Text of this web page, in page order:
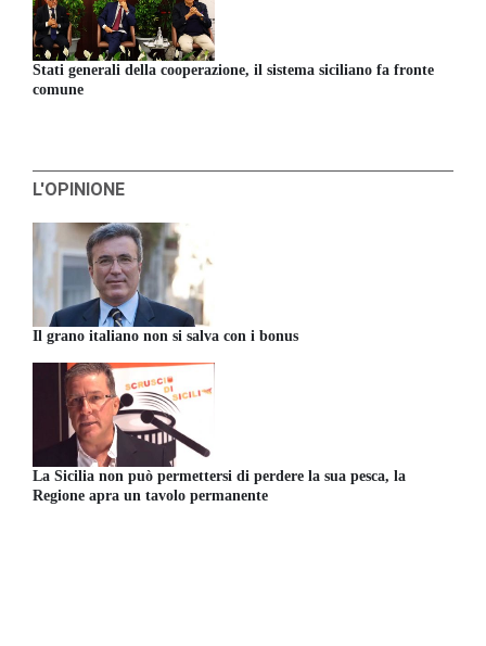
Stati generali della cooperazione, il sistema siciliano fa fronte
comune
L'OPINIONE
Il grano italiano non si salva con i bonus
La Sicilia non può permettersi di perdere la sua pesca, la
Regione apra un tavolo permanente